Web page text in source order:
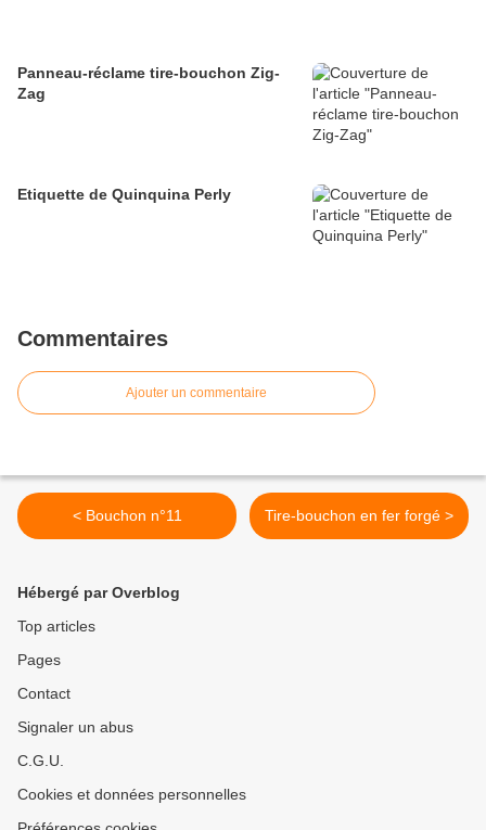
Panneau-réclame tire-bouchon Zig-
Zag
Etiquette de Quinquina Perly
Commentaires
Ajouter un commentaire
< Bouchon n°11 Tire-bouchon en fer forgé >
Hébergé par Overblog
Top articles
Pages
Contact
Signaler un abus
C.G.U.
Cookies et données personnelles